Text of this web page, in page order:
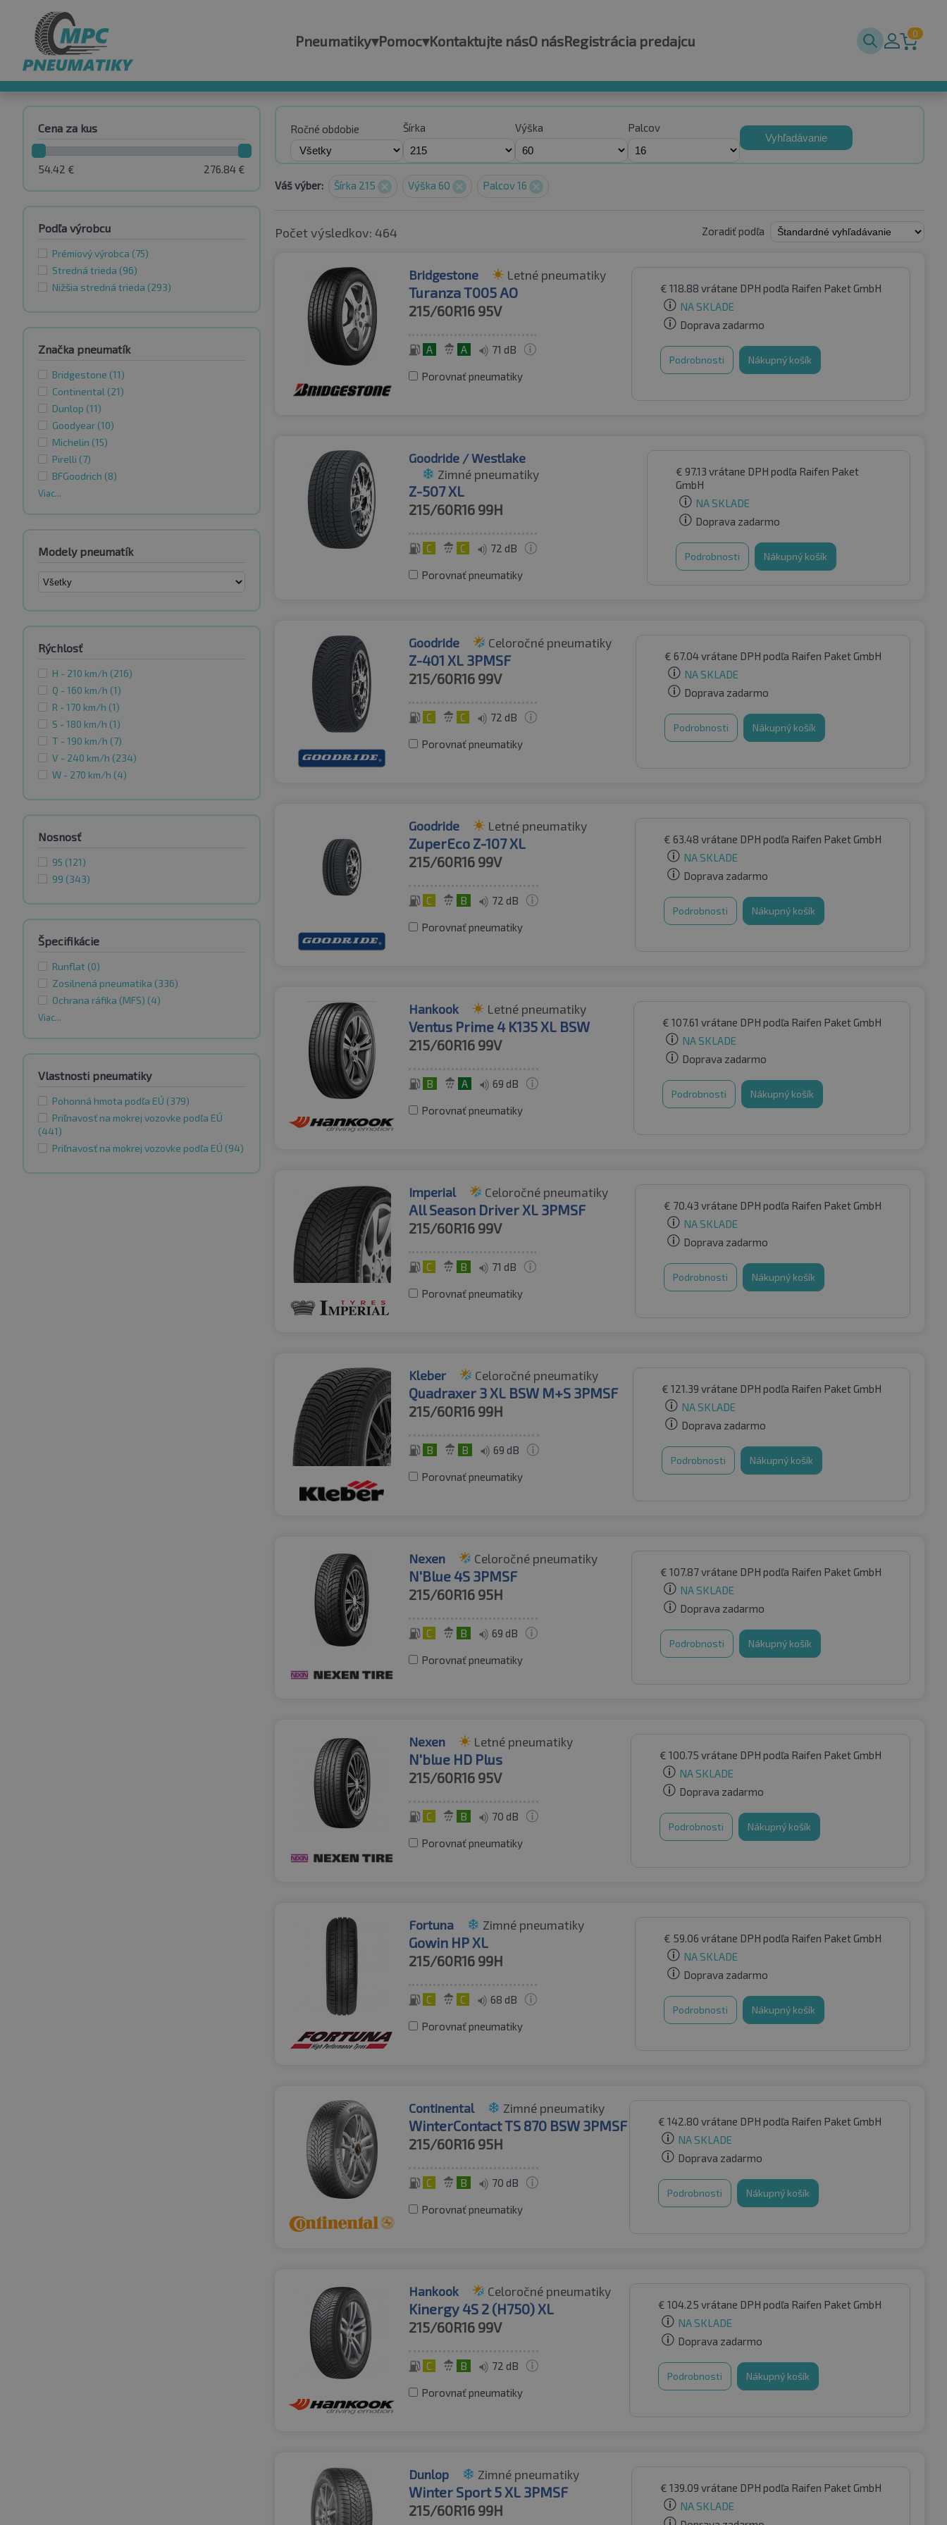
Pneumatiky▾Pomoc▾Kontaktujte násO násRegistrácia predajcu 0
Cena za kus
276.84 €
54.42 €
Podľa výrobcu
Prémiový výrobca (75)
Stredná trieda (96)
Nižšia stredná trieda (293)
Značka pneumatík
Bridgestone (11)
Continental (21)
Dunlop (11)
Goodyear (10)
Michelin (15)
Pirelli (7)
BFGoodrich (8)
Viac...
Modely pneumatík
Rýchlosť
H - 210 km/h (216)
Q - 160 km/h (1)
R - 170 km/h (1)
S - 180 km/h (1)
T - 190 km/h (7)
V - 240 km/h (234)
W - 270 km/h (4)
Nosnosť
95 (121)
99 (343)
Špecifikácie
Runflat (0)
Zosilnená pneumatika (336)
Ochrana ráfika (MFS) (4)
Viac...
Vlastnosti pneumatiky
Pohonná hmota podľa EÚ (379)
Priľnavosť na mokrej vozovke podľa EÚ
(441)
Priľnavosť na mokrej vozovke podľa EÚ (94)
Ročné obdobie Šírka Výška Palcov
Vyhľadávanie
Váš výber: Šírka 215 Výška 60 Palcov 16
Počet výsledkov: 464 Zoradiť podľa
Bridgestone Letné pneumatiky
Turanza T005 AO
215/60R16 95V
A A 71 dB
Porovnať pneumatiky
€ 118.88 vrátane DPH podľa Raifen Paket GmbH
NA SKLADE
Doprava zadarmo
Podrobnosti Nákupný košík
Goodride / Westlake
Zimné pneumatiky
Z-507 XL
215/60R16 99H
C C 72 dB
Porovnať pneumatiky
€ 97.13 vrátane DPHpodľa Raifen Paket
GmbH
NA SKLADE
Doprava zadarmo
Podrobnosti Nákupný košík
Goodride Celoročné pneumatiky
Z-401 XL 3PMSF
215/60R16 99V
C C 72 dB
Porovnať pneumatiky
€ 67.04vrátane DPH podľa Raifen Paket GmbH
NA SKLADE
Doprava zadarmo
Podrobnosti Nákupný košík
Goodride Letné pneumatiky
ZuperEco Z-107 XL
215/60R16 99V
C B 72 dB
Porovnať pneumatiky
€ 63.48 vrátane DPH podľa Raifen Paket GmbH
NA SKLADE
Doprava zadarmo
Podrobnosti Nákupný košík
Hankook Letné pneumatiky
Ventus Prime 4 K135 XL BSW
215/60R16 99V
B A 69 dB
Porovnať pneumatiky
€ 107.61 vrátane DPH podľa Raifen Paket GmbH
NA SKLADE
Doprava zadarmo
Podrobnosti Nákupný košík
Imperial Celoročné pneumatiky
All Season Driver XL 3PMSF
215/60R16 99V
C B 71 dB
Porovnať pneumatiky
€ 70.43 vrátane DPH podľa Raifen Paket GmbH
NA SKLADE
Doprava zadarmo
Podrobnosti Nákupný košík
Kleber Celoročné pneumatiky
Quadraxer 3 XL BSW M+S 3PMSF
215/60R16 99H
B B 69 dB
Porovnať pneumatiky
€ 121.39 vrátane DPH podľa Raifen Paket GmbH
NA SKLADE
Doprava zadarmo
Podrobnosti Nákupný košík
Nexen Celoročné pneumatiky
N'Blue 4S 3PMSF
215/60R16 95H
C B 69 dB
Porovnať pneumatiky
€ 107.87vrátane DPH podľa Raifen Paket GmbH
NA SKLADE
Doprava zadarmo
Podrobnosti Nákupný košík
Nexen Letné pneumatiky
N'blue HD Plus
215/60R16 95V
C B 70 dB
Porovnať pneumatiky
€ 100.75 vrátane DPH podľa Raifen Paket GmbH
NA SKLADE
Doprava zadarmo
Podrobnosti Nákupný košík
Fortuna Zimné pneumatiky
Gowin HP XL
215/60R16 99H
C C 68 dB
Porovnať pneumatiky
€ 59.06 vrátane DPH podľa Raifen Paket GmbH
NA SKLADE
Doprava zadarmo
Podrobnosti Nákupný košík
Continental Zimné pneumatiky
WinterContact TS 870 BSW 3PMSF
215/60R16 95H
C B 70 dB
Porovnať pneumatiky
€ 142.80 vrátane DPH podľa Raifen Paket GmbH
NA SKLADE
Doprava zadarmo
Podrobnosti Nákupný košík
Hankook Celoročné pneumatiky
Kinergy 4S 2 (H750) XL
215/60R16 99V
C B 72 dB
Porovnať pneumatiky
€ 104.25 vrátane DPH podľa Raifen Paket GmbH
NA SKLADE
Doprava zadarmo
Podrobnosti Nákupný košík
Dunlop Zimné pneumatiky
Winter Sport 5 XL 3PMSF
215/60R16 99H
€ 139.09 vrátane DPH podľa Raifen Paket GmbH
NA SKLADE